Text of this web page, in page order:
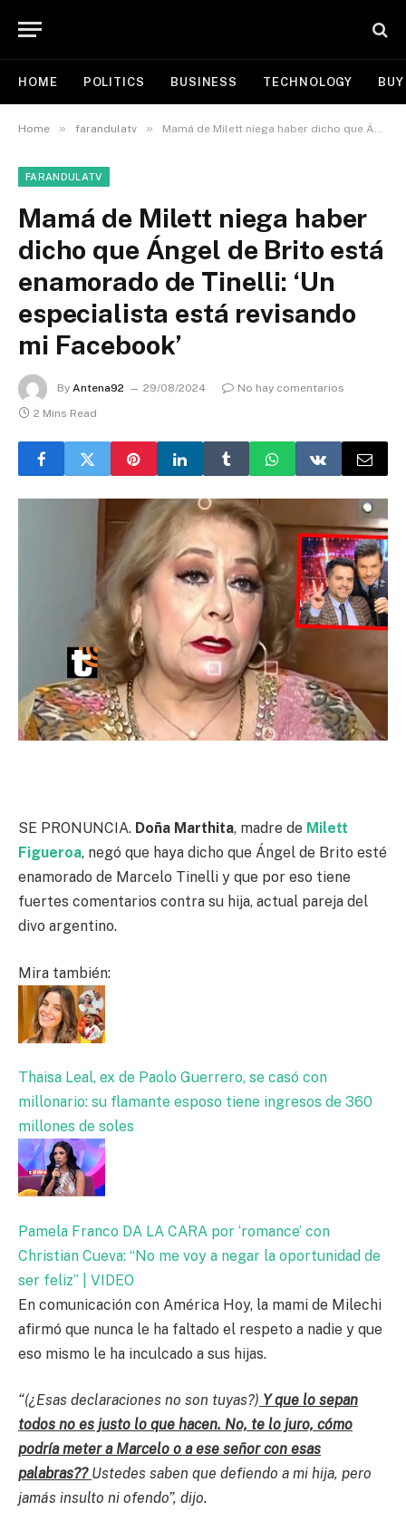
HOME POLITICS BUSINESS TECHNOLOGY
Home » farandulatv » Mamá de Milett niega haber dicho que Ángel de Brito está enamorado de Tinelli: ‘Un especialista está revisando mi Facebook’
FARANDULATV
Mamá de Milett niega haber
dicho que Ángel de Brito está
enamorado de Tinelli: ‘Un
especialista está revisando
mi Facebook’
By Antena92 29/08/2024
No hay comentarios
2 Mins Read
SE PRONUNCIA. Doña Marthita, madre de Milett
Figueroa, negó que haya dicho que Ángel de Brito esté
enamorado de Marcelo Tinelli y que por eso tiene
fuertes comentarios contra su hija, actual pareja del
divo argentino.
Mira también:
Thaisa Leal, ex de Paolo Guerrero, se casó con
millonario: su flamante esposo tiene ingresos de 360
millones de soles
Pamela Franco DA LA CARA por ‘romance’ con
Christian Cueva: “No me voy a negar la oportunidad de
ser feliz” | VIDEO
En comunicación con América Hoy, la mami de Milechi
afirmó que nunca le ha faltado el respeto a nadie y que
eso mismo le ha inculcado a sus hijas.
“(¿Esas declaraciones no son tuyas?) Y que lo sepan
todos no es justo lo que hacen. No, te lo juro, cómo
podría meter a Marcelo o a ese señor con esas
palabras?? Ustedes saben que defiendo a mi hija, pero
jamás insulto ni ofendo”, dijo.